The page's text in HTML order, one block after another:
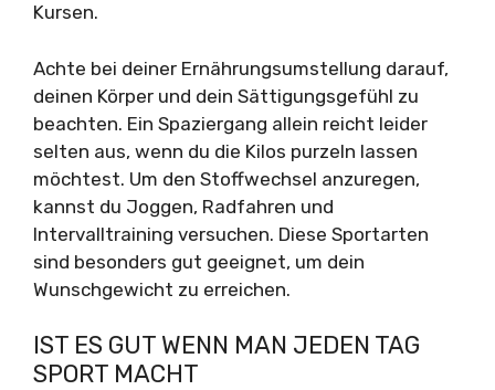
Kursen.
Achte bei deiner Ernährungsumstellung darauf,
deinen Körper und dein Sättigungsgefühl zu
beachten. Ein Spaziergang allein reicht leider
selten aus, wenn du die Kilos purzeln lassen
möchtest. Um den Stoffwechsel anzuregen,
kannst du Joggen, Radfahren und
Intervalltraining versuchen. Diese Sportarten
sind besonders gut geeignet, um dein
Wunschgewicht zu erreichen.
IST ES GUT WENN MAN JEDEN TAG
SPORT MACHT